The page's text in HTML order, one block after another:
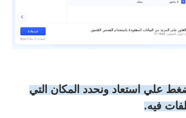
علي استعاد ونحدد المكان التي
فيه.